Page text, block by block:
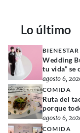
Lo último
BIENESTAR
Wedding
tu vida” se
agosto 6,
COMIDA
Ruta del
porque
agosto 6,
COMIDA